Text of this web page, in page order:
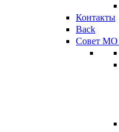
Контакты
Back
Совет МО